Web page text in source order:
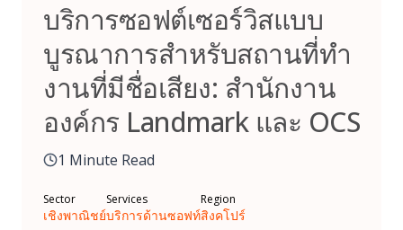
บริการซอฟต์เซอร์วิสแบบ
บูรณาการสําหรับสถานที่ทํา
งานที่มีชื่อเสียง: สํานักงาน
องค์กร Landmark และ OCS
1 Minute Read
Sector
เชิงพาณิชย์
Services
บริการด้านซอฟท์
Region
สิงคโปร์